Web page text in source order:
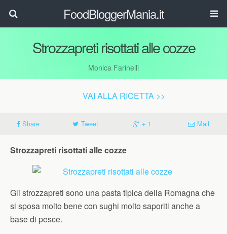
FoodBloggerMania.it
Strozzapreti risottati alle cozze
Monica Farinelli
VAI ALLA RICETTA >>
Share Tweet + 1 Mail
Strozzapreti risottati alle cozze
Gli strozzapreti sono una pasta tipica della Romagna che
si sposa molto bene con sughi molto saporiti anche a
base di pesce.